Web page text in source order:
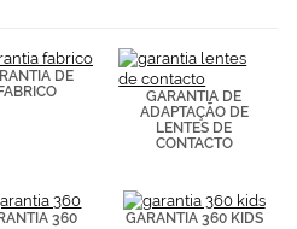
DE
FABRICO
GARANTIA DE
ADAPTAÇÃO DE
LENTES DE
CONTACTO
360 GARANTIA 360 KIDS